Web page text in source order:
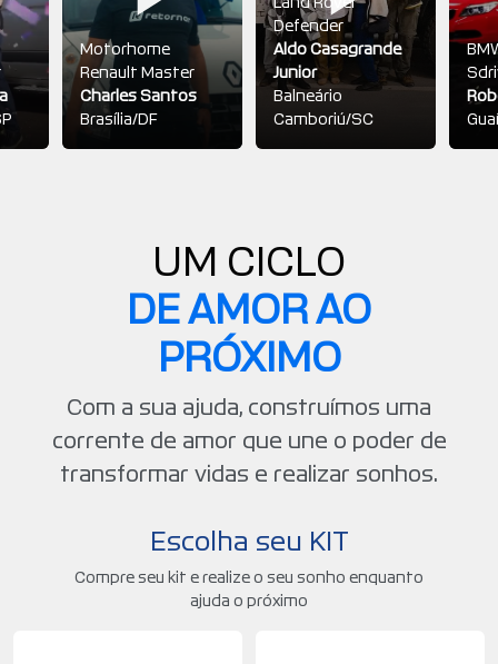
Motorhome
Renault Master
Charles Santos
Brasília/DF
Defender
Aldo Casagrande
Junior
Balneário
Camboriú/SC
UM CICLO
DE AMOR AO
PRÓXIMO
Com a sua ajuda, construímos uma
corrente de amor que une o poder de
transformar vidas e realizar sonhos.
Escolha seu KIT
Compre seu kit e realize o seu sonho enquanto
ajuda o próximo